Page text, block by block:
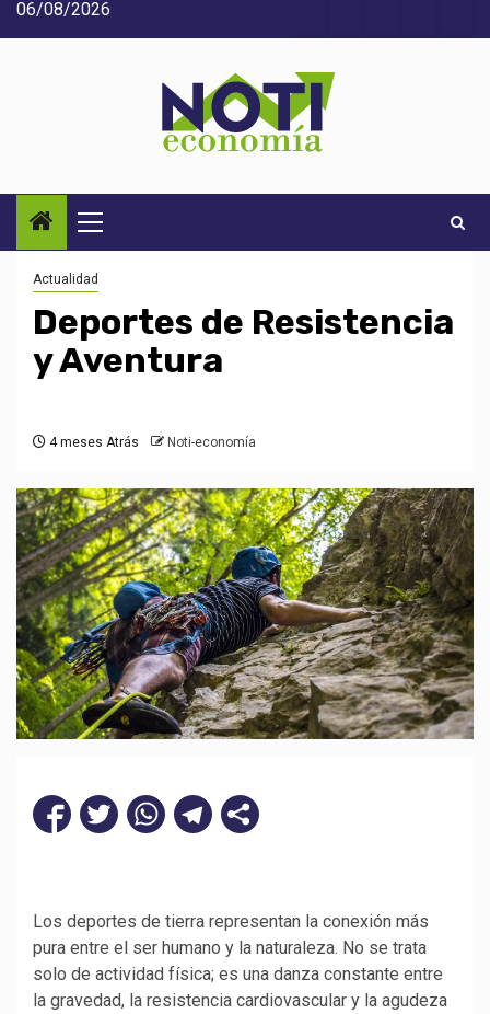
Saltar
al
06/08/2026
Noti-
economía
Menú
principal
Actualidad
Deportes de Resistencia
y Aventura
4 meses Atrás Noti-economía
Los deportes de tierra representan la conexión más
pura entre el ser humano y la naturaleza. No se trata
solo de actividad física; es una danza constante entre
la gravedad, la resistencia cardiovascular y la agudeza